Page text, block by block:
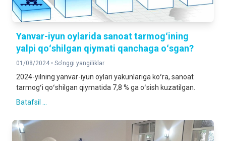
Yanvar-iyun oylarida sanoat tarmogʻining
yalpi qoʻshilgan qiymati qanchaga oʻsgan?
01/08/2024 • So'nggi yangiliklar
2024-yilning yanvar-iyun oylari yakunlariga koʻra, sanoat
tarmogʻi qoʻshilgan qiymatida 7,8 % ga oʻsish kuzatilgan.
Batafsil ...